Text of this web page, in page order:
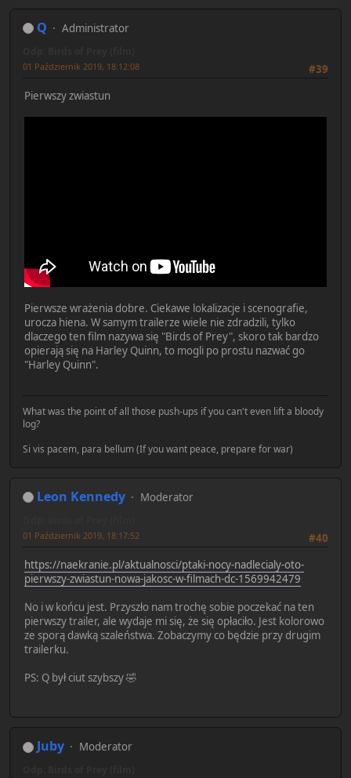
Q Administrator
#39
01 Październik 2019, 18:12:08
Pierwszy zwiastun
Pierwsze wrażenia dobre. Ciekawe lokalizacje i scenografie,
urocza hiena. W samym trailerze wiele nie zdradzili, tylko
dlaczego ten film nazywa się "Birds of Prey", skoro tak bardzo
opierają się na Harley Quinn, to mogli po prostu nazwać go
"Harley Quinn".
What was the point of all those push-ups if you can't even lift a bloody
log?
Si vis pacem, para bellum (If you want peace, prepare for war)
Leon Kennedy Moderator
#40
01 Październik 2019, 18:17:52
https://naekranie.pl/aktualnosci/ptaki-nocy-nadlecialy-oto-
pierwszy-zwiastun-nowa-jakosc-w-filmach-dc-1569942479
No i w końcu jest. Przyszło nam trochę sobie poczekać na ten
pierwszy trailer, ale wydaje mi się, że się opłaciło. Jest kolorowo
ze sporą dawką szaleństwa. Zobaczymy co będzie przy drugim
trailerku.
PS: Q był ciut szybszy 🤣
Juby Moderator